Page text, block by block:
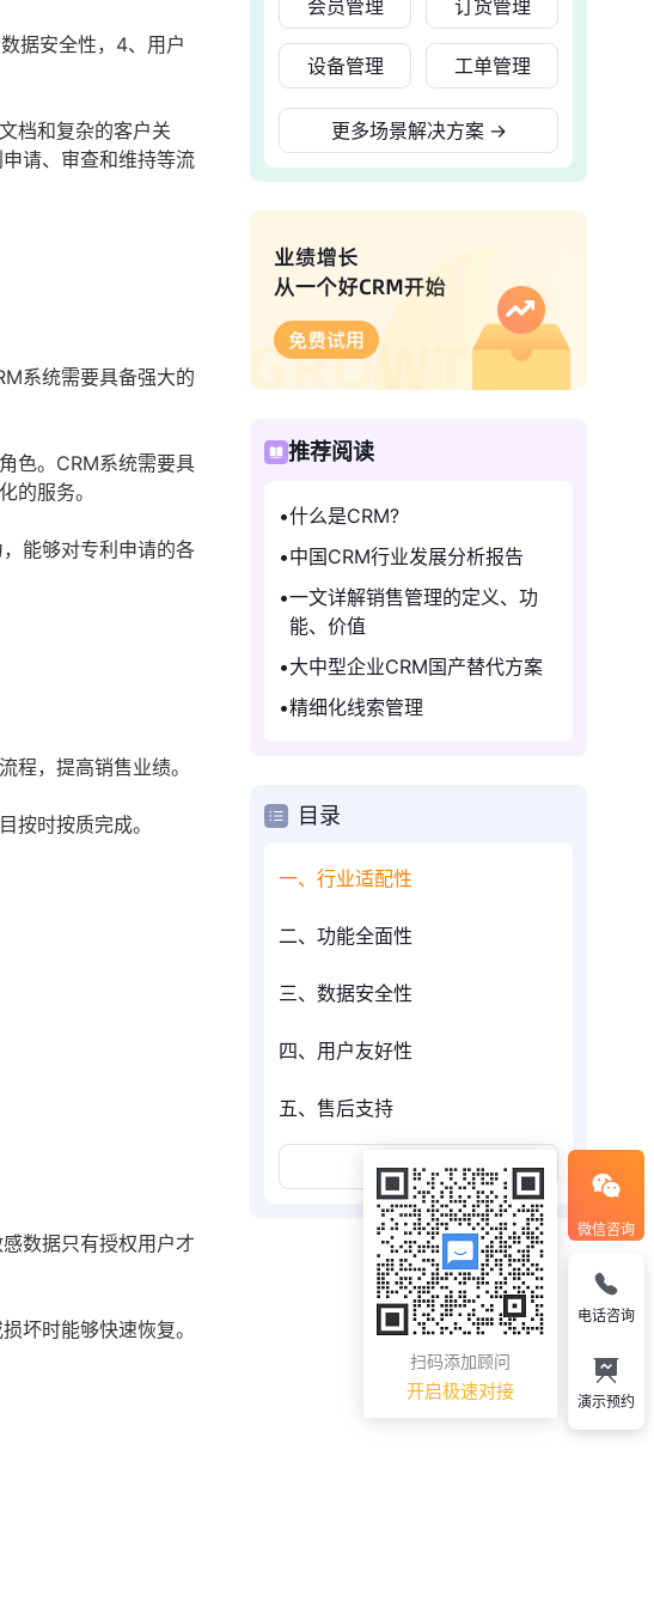
据安全性，4、用户
档和复杂的客户关
请、审查和维持等流
系统需要具备强大的
色。CRM系统需要具
的服务。
能够对专利申请的各
程，提高销售业绩。
按时按质完成。
数据只有授权用户才
坏时能够快速恢复。
会员管理 订货管理
设备管理 工单管理
更多场景解决方案 →
推荐阅读
什么是CRM?
中国CRM行业发展分析报告
一文详解销售管理的定义、功
能、价值
大中型企业CRM国产替代方案
精细化线索管理
目录
一、行业适配性
二、功能全面性
三、数据安全性
四、用户友好性
五、售后支持
展开更多
微信咨询
扫码添加顾问
开启极速对接
电话咨询
演示预约